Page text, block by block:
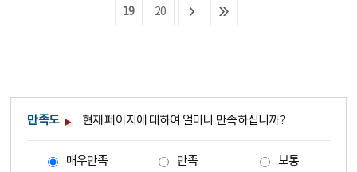
19 20
만족도 현재 페이지에 대하여 얼마나 만족하십니까?
매우만족 만족
보통